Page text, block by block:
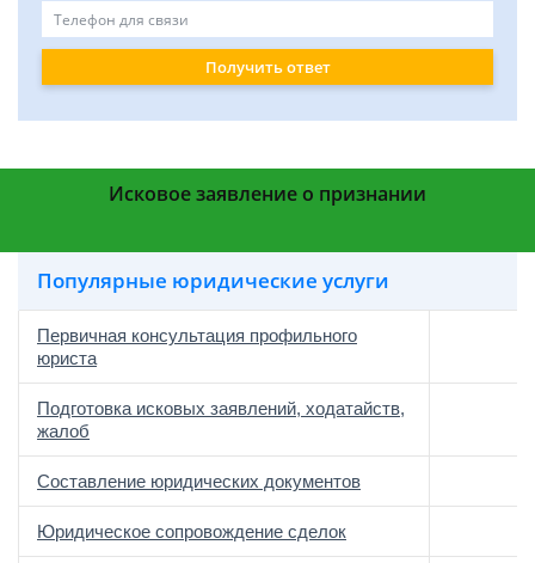
Получить ответ
Исковое заявление о признании
Популярные юридические услуги
Первичная консультация профильного
юриста
Подготовка исковых заявлений, ходатайств,
жалоб
Составление юридических документов
Юридическое сопровождение сделок